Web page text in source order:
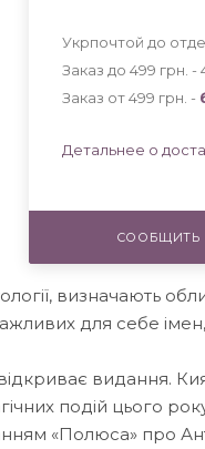
Укрпочтой до
Заказ до 499 грн. -
Заказ от 499 грн. -
Детальнее о
СООБЩИТЬ
визначають
для себе
видання.
подій цього
«Полюса» про